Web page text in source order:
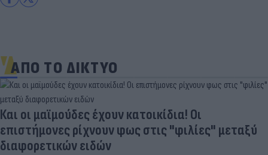
ΑΠΟ ΤΟ ΔΙΚΤΥΟ
Και οι μαϊμούδες έχουν κατοικίδια! Οι
επιστήμονες ρίχνουν φως στις "φιλίες" μεταξύ
διαφορετικών ειδών